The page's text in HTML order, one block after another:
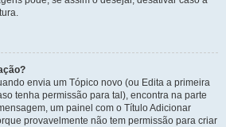
envia um Tópico novo (ou Edita a primeira
tenha permissão para tal), encontra na parte
um painel com o Título Adicionar
provavelmente não tem permissão para criar